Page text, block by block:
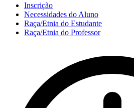
Inscrição
Necessidades do Aluno
Raça/Etnia do Estudante
Raça/Etnia do Professor